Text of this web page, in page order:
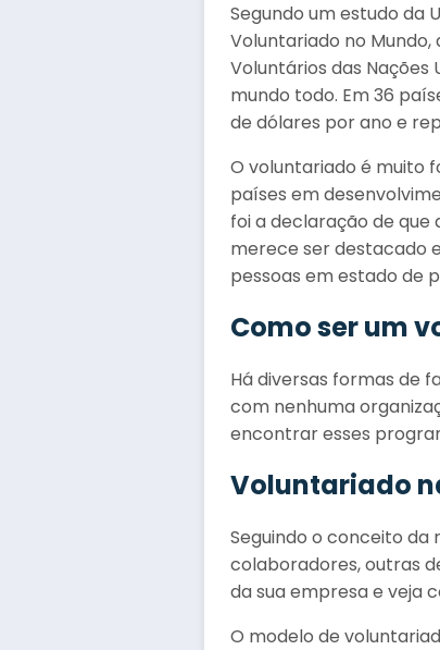
Segundo um estudo da
Voluntariado no
Voluntários das Nações
mundo todo. Em 36
de dólares por ano e
O voluntariado é muito
países em
foi a declaração de que
merece ser destacado
pessoas em estado de
Como ser um
Há diversas formas de
com nenhuma
encontrar esses
Voluntariado
Seguindo o conceito
colaboradores, outras
da sua empresa e veja
O modelo de